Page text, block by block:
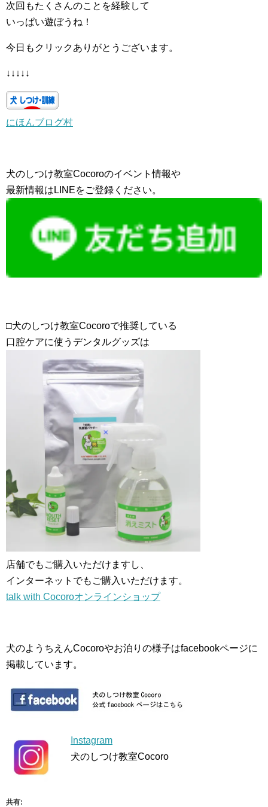
次回もたくさんのことを経験して
いっぱい遊ぼうね！
今日もクリックありがとうございます。
↓↓↓↓↓
にほんブログ村
犬のしつけ教室Cocoroのイベント情報や
最新情報はLINEをご登録ください。
□犬のしつけ教室Cocoroで推奨している
口腔ケアに使うデンタルグッズは
店舗でもご購入いただけますし、
インターネットでもご購入いただけます。
talk with Cocoroオンラインショップ
犬のようちえんCocoroやお泊りの様子はfacebookページに
掲載しています。
Instagram
犬のしつけ教室Cocoro
共有: